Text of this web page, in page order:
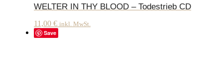
WELTER IN THY BLOOD – Todestrieb CD
11,00 € inkl. MwSt.
Save